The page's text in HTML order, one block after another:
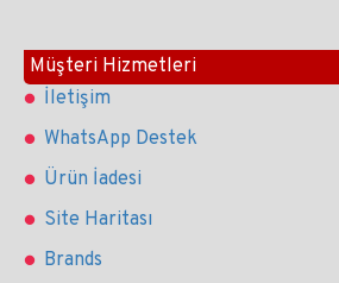
Müşteri Hizmetleri
İletişim
WhatsApp Destek
Ürün İadesi
Site Haritası
Brands